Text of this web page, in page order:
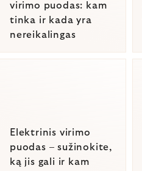
virimo puodas: kam
tinka ir kada yra
nereikalingas
Elektrinis virimo
puodas – sužinokite,
ką jis gali ir kam